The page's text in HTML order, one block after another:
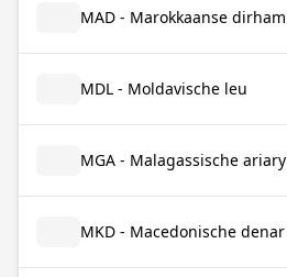
MAD - Marokkaanse dirham
MDL - Moldavische leu
MGA - Malagassische ariary
MKD - Macedonische denar